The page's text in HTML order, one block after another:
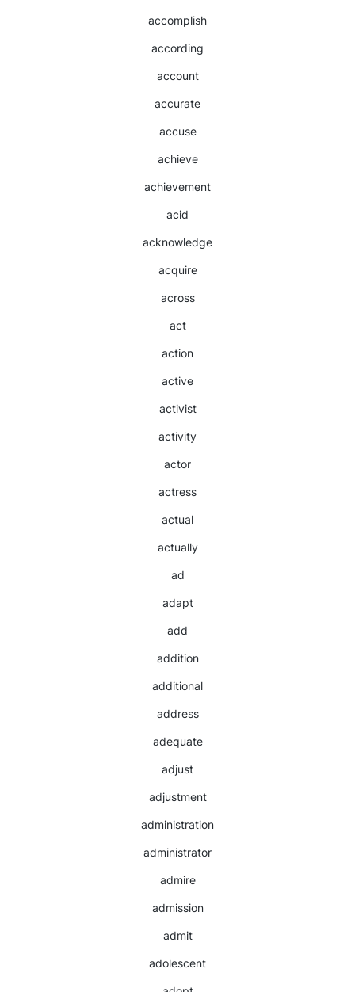
accomplish
according
account
accurate
accuse
achieve
achievement
acid
acknowledge
acquire
across
act
action
active
activist
activity
actor
actress
actual
actually
ad
adapt
add
addition
additional
address
adequate
adjust
adjustment
administration
administrator
admire
admission
admit
adolescent